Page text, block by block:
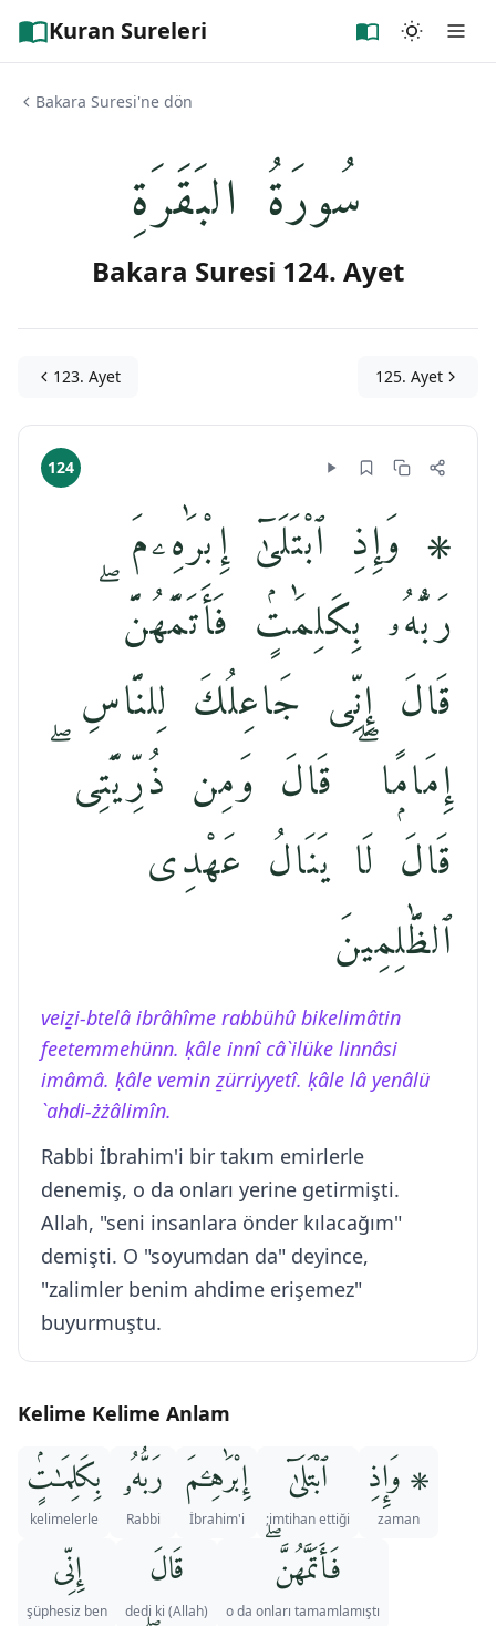
Kuran Sureleri
Bakara Suresi'ne dön
سُورَةُ البَقَرَةِ
Bakara Suresi 124. Ayet
123. Ayet 125. Ayet
124
۞ وَإِذِ ٱبْتَلَىٰٓ إِبْرَٰهِۦمَ
رَبُّهُۥ بِكَلِمَٰتٍۢ فَأَتَمَّهُنَّ ۖ
قَالَ إِنِّى جَاعِلُكَ لِلنَّاسِ
إِمَامًۭا ۖ قَالَ وَمِن ذُرِّيَّتِى ۖ
قَالَ لَا يَنَالُ عَهْدِى
ٱلظَّٰلِمِينَ
veiẕi-btelâ ibrâhîme rabbühû bikelimâtin
feetemmehünn. ḳâle innî câ`ilüke linnâsi
imâmâ. ḳâle vemin ẕürriyyetî. ḳâle lâ yenâlü
`ahdi-żżâlimîn.
Rabbi İbrahim'i bir takım emirlerle
denemiş, o da onları yerine getirmişti.
Allah, "seni insanlara önder kılacağım"
demişti. O "soyumdan da" deyince,
"zalimler benim ahdime erişemez"
buyurmuştu.
Kelime Kelime Anlam
۞ وَإِذِ
zaman
ٱبْتَلَىٰٓ
imtihan ettiği;
إِبْرَٰهِـۧمَ
İbrahim'i
رَبُّهُۥ
Rabbi
بِكَلِمَـٰتٍۢ
kelimelerle
فَأَتَمَّهُنَّ ۖ
o da onları tamamlamıştı
قَالَ
(Allah) dedi ki
إِنِّى
şüphesiz ben